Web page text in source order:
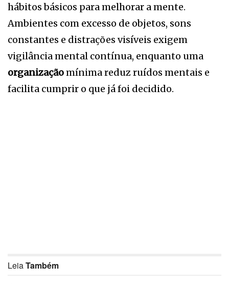
hábitos básicos para melhorar a mente.
Ambientes com excesso de objetos, sons
constantes e distrações visíveis exigem
vigilância mental contínua, enquanto uma
organizaçãomínima reduz ruídos mentais e
facilita cumprir o que já foi decidido.
LeiaTambém